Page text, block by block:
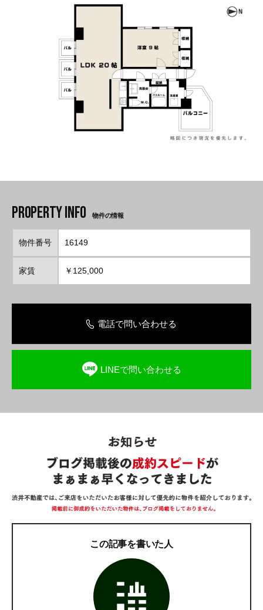
物件の情報
物件番号 16149
家賃 ￥125,000
電話で問い合わせる
LINEで問い合わせる
この記事を書いた人